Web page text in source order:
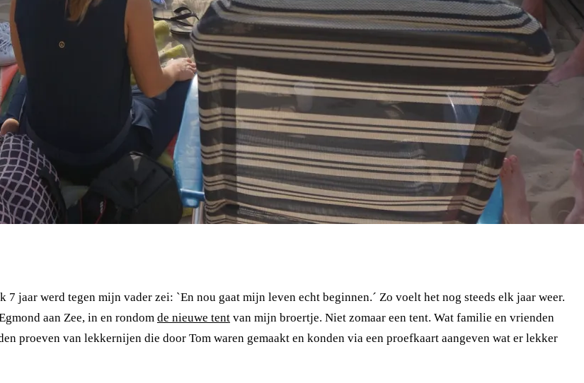
jaar werd tegen mijn vader zei: `En nou gaat mijn leven echt beginnen.´ Zo voelt het nog steeds elk jaar weer.
aan Zee, in en rondom de nieuwe tent van mijn broertje. Niet zomaar een tent. Wat familie en vrienden
proeven van lekkernijen die door Tom waren gemaakt en konden via een proefkaart aangeven wat er lekker